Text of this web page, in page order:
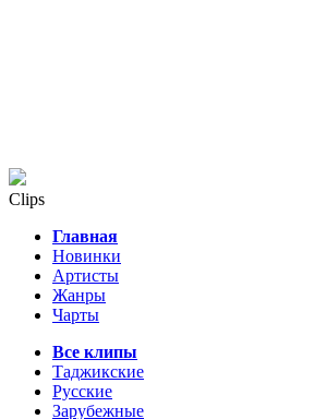
Clips
Главная
Новинки
Артисты
Жанры
Чарты
Все клипы
Таджикские
Русские
Зарубежные